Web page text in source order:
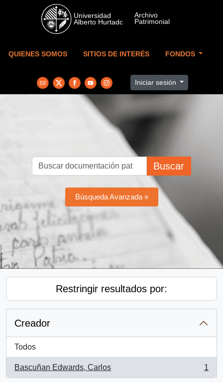
Skip to main content
QUIENES SOMOS SITIOS DE INTERÉS FONDOS
Iniciar sesión
Buscar
Búsqueda Avanzada »
Restringir resultados por:
Creador
Todos
Bascuñan Edwards, Carlos
, 1 resultados
1